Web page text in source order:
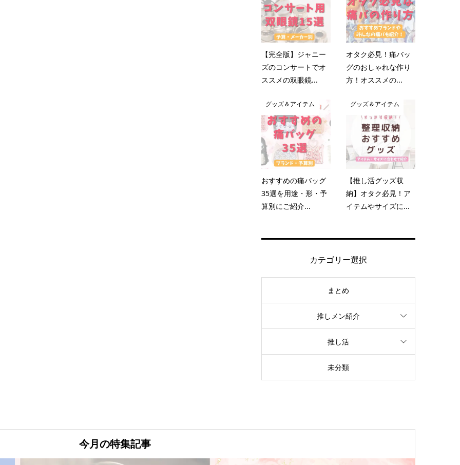
【完全版】ジャニー
ズのコンサートでオ
ススメの双眼鏡...
オタク必見！痛バッ
グのおしゃれな作り
方！オススメの...
グッズ＆アイテム
おすすめの痛バッグ
35選を用途・形・予
算別にご紹介...
グッズ＆アイテム
【推し活グッズ収
納】オタク必見！ア
イテムやサイズに...
カテゴリー選択
まとめ
推しメン紹介
推し活
未分類
今月の特集記事